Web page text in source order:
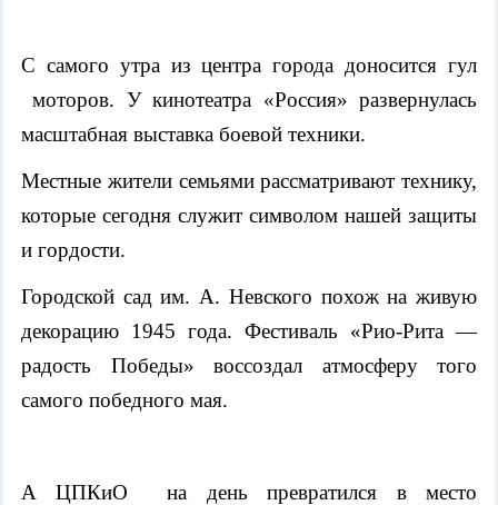
С самого утра из центра города доносится гул
моторов. У кинотеатра «Россия» развернулась
масштабная выставка боевой техники.
Местные жители семьями рассматривают технику,
которые сегодня служит символом нашей защиты
и гордости.
Городской сад им. А. Невского похож на живую
декорацию 1945 года. Фестиваль «Рио-Рита —
радость Победы» воссоздал атмосферу того
самого победного мая.
А ЦПКиО на день превратился в место